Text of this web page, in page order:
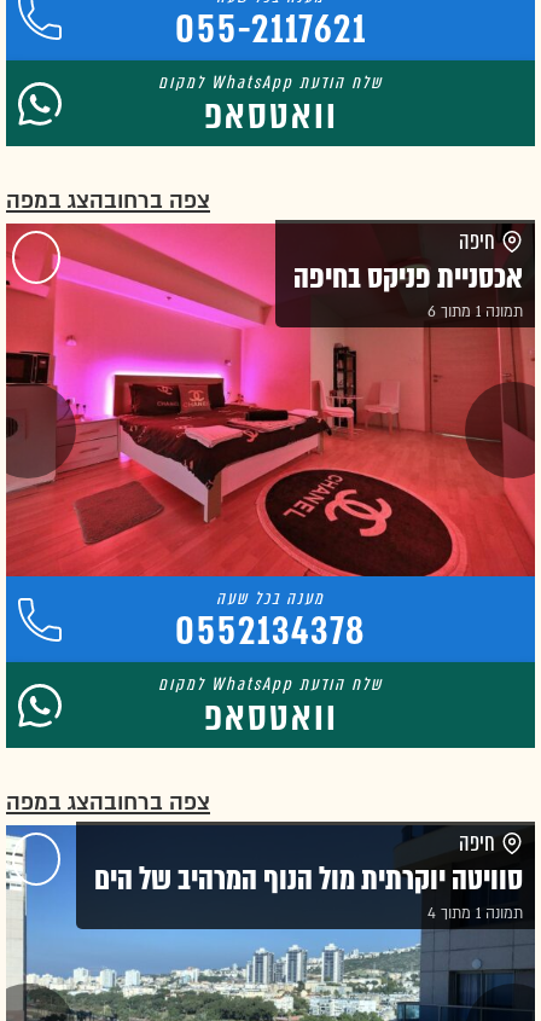
055-2117621
וואטסאפ
צפה ברחובהצג במפה
חיפה
אכסניית פניקס בחיפה
תמונה 1 מתוך 6
0552134378
וואטסאפ
צפה ברחובהצג במפה
חיפה
סוויטה יוקרתית מול הנוף המרהיב של הים
תמונה 1 מתוך 4